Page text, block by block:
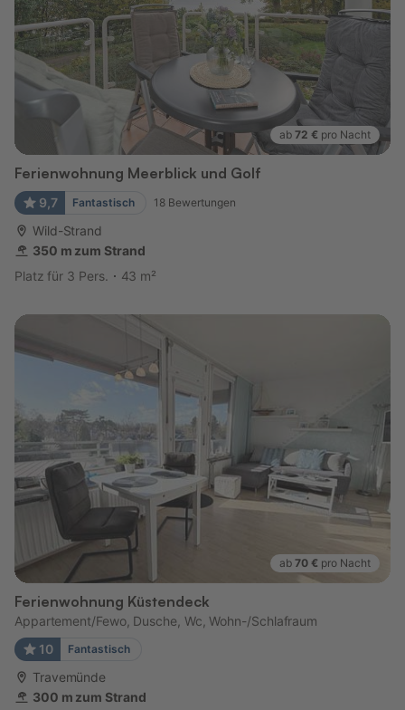
ab 72 € pro Nacht
Ferienwohnung Meerblick und Golf
9,7 Fantastisch 18 Bewertungen
Wild-Strand
350 m zum Strand
Platz für 3 Pers.
43 m²
ab 70 € pro Nacht
Ferienwohnung Küstendeck
Appartement/Fewo, Dusche, Wc, Wohn-/Schlafraum
10
Fantastisch
Travemünde
300 m zum Strand